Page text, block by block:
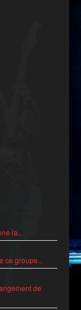
la...
ce groupe...
de